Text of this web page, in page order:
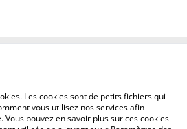
Politique des cookies
Les cookies sont de petits fichiers qui
vous utilisez nos services afin
pouvez en savoir plus sur ces cookies